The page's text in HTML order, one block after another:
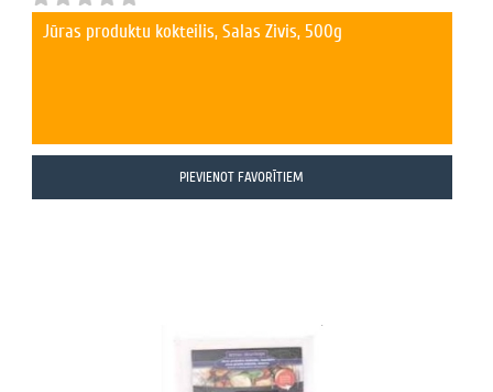
Jūras produktu kokteilis, Salas Zivis, 500g
PIEVIENOT FAVORĪTIEM